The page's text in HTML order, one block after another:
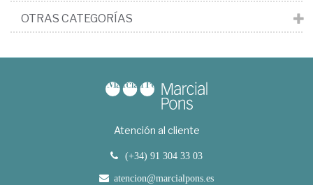
OTRAS CATEGORÍAS
Atención al cliente
(+34) 91 304 33 03
atencion@marcialpons.es